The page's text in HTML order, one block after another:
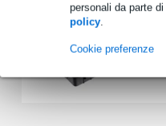
personali da parte
policy.
Cookie preferenze